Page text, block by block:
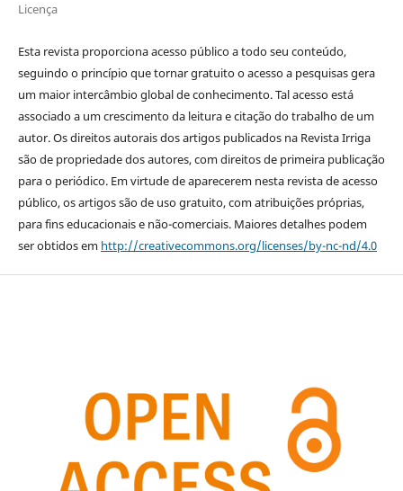
Licença
Esta revista proporciona acesso público a todo seu conteúdo,
seguindo o princípio que tornar gratuito o acesso a pesquisas gera
um maior intercâmbio global de conhecimento. Tal acesso está
associado a um crescimento da leitura e citação do trabalho de um
autor. Os direitos autorais dos artigos publicados na Revista Irriga
são de propriedade dos autores, com direitos de primeira publicação
para o periódico. Em virtude de aparecerem nesta revista de acesso
público, os artigos são de uso gratuito, com atribuições próprias,
para fins educacionais e não-comerciais. Maiores detalhes podem
ser obtidos em http://creativecommons.org/licenses/by-nc-nd/4.0